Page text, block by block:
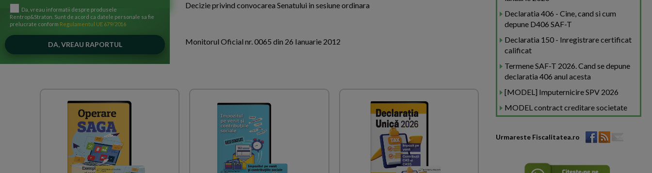
Decizie privind convocarea Senatului in sesiune ordinara
Monitorul Oficial nr. 0065 din 26 Ianuarie 2012
Declaratia 406 - Cine, cand si cum
depune D406 SAF-T
Declaratia 150 - Inregistrare certificat
calificat
Termene SAF-T 2026. Cand se depune
declaratia 406 anul acesta
[MODEL] Imputernicire SPV 2026
MODEL contract creditare societate
Urmareste Fiscalitatea.ro
Da, vreau informatii despre produsele
Rentrop&Straton. Sunt de acord ca datele personale sa fie
prelucrate conform Regulamentul UE 679/2016